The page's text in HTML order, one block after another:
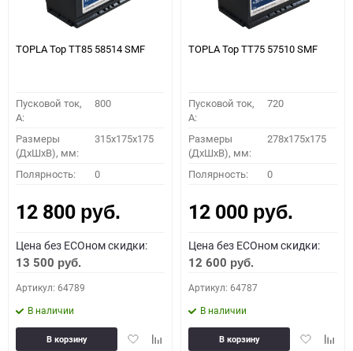
TOPLA Top TT85 58514 SMF
Пусковой ток,
A:
800
Размеры
(ДхШхВ), мм:
315x175x175
Полярность: 0
12 800 руб.
Цена без ECOном скидки:
13 500 руб.
Артикул: 64789
В наличии
ДобавитьДобавить
В корзину
TOPLA Top TT75 57510 SMF
Пусковой ток,
A:
720
Размеры
(ДхШхВ), мм:
278x175x175
Полярность: 0
12 000 руб.
Цена без ECOном скидки:
12 600 руб.
Артикул: 64787
В наличии
Добавить
В корзину